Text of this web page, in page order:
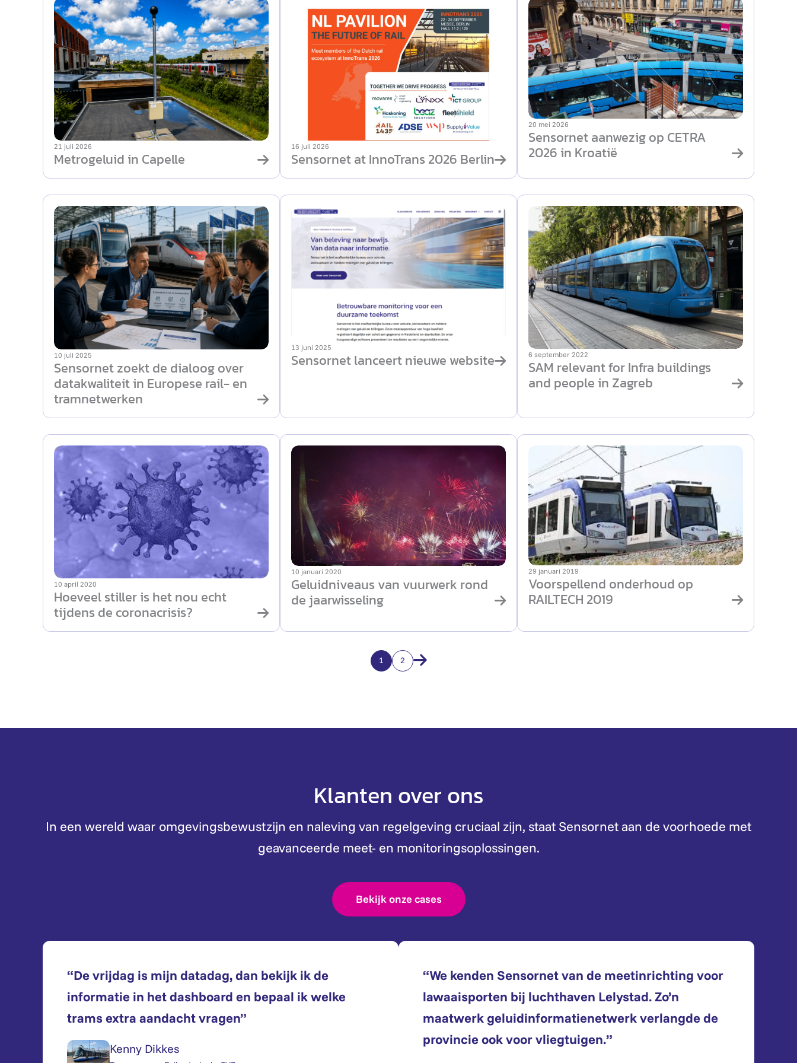
21 juli 2026
Metrogeluid in Capelle
16 juli 2026
Sensornet at InnoTrans 2026 Berlin
20 mei 2026
Sensornet aanwezig op CETRA
2026 in Kroatië
10 juli 2025
Sensornet zoekt de dialoog over
datakwaliteit in Europese rail- en
tramnetwerken
13 juni 2025
Sensornet lanceert nieuwe website 6 september 2022
SAM relevant for Infra buildings
and people in Zagreb
10 april 2020
Hoeveel stiller is het nou echt
tijdens de coronacrisis?
10 januari 2020
Geluidniveaus van vuurwerk rond
de jaarwisseling
29 januari 2019
Voorspellend onderhoud op
RAILTECH 2019
1 2
Klanten over ons
In een wereld waar omgevingsbewustzijn en naleving van regelgeving cruciaal zijn, staat Sensornet aan de voorhoede met
geavanceerde meet- en monitoringsoplossingen.
Bekijk onze cases
“De vrijdag is mijn datadag, dan bekijk ik de
informatie in het dashboard en bepaal ik welke
trams extra aandacht vragen”
Kenny Dikkes
“We kenden Sensornet van de meetinrichting voor
lawaaisporten bij luchthaven Lelystad. Zo’n
maatwerk geluidinformatienetwerk verlangde de
provincie ook voor vliegtuigen.”